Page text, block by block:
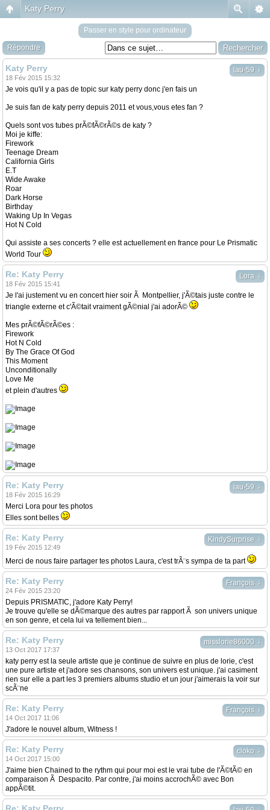
Katy Perry
Passer en style pour ordinateur
Répondre
lau-59 ↓
Katy Perry
18 Fév 2015 15:32
Je vois qu'il y a pas de topic sur katy perry donc j'en fais un
Je suis fan de katy perry depuis 2011 et vous,vous etes fan ?
Quels sont vos tubes prÃ©fÃ©rÃ©s de katy ?
Moi je kiffe:
Firework
Teenage Dream
California Girls
E.T
Wide Awake
Roar
Dark Horse
Birthday
Waking Up In Vegas
Hot N Cold
Qui assiste a ses concerts ? elle est actuellement en france pour Le Prismatic
World Tour
Lora ↓
Re: Katy Perry
18 Fév 2015 15:41
Je l'ai justement vu en concert hier soir Ã Montpellier, j'Ã©tais juste contre le
triangle externe et c'Ã©tait vraiment gÃ©nial j'ai adorÃ©
Mes prÃ©fÃ©rÃ©es :
Firework
Hot N Cold
By The Grace Of God
This Moment
Unconditionally
Love Me
et plein d'autres
lau-59 ↓
Re: Katy Perry
18 Fév 2015 16:29
Merci Lora pour tes photos
Elles sont belles
KindySurprise ↓
Re: Katy Perry
19 Fév 2015 12:49
Merci de nous faire partager tes photos Laura, c'est trÃ¨s sympa de ta part
François ↓
Re: Katy Perry
24 Fév 2015 23:20
Depuis PRISMATIC, j'adore Katy Perry!
Je trouve qu'elle se dÃ©marque des autres par rapport Ã son univers unique
en son genre, et cela lui va tellement bien...
misslorie86000 ↓
Re: Katy Perry
13 Oct 2017 17:37
katy perry est la seule artiste que je continue de suivre en plus de lorie, c'est
une pure artiste et j'adore ses chansons, son univers est unique. j'ai casiment
rien sur elle a part les 3 premiers albums studio et un jour j'aimerais la voir sur
scÃ¨ne
François ↓
Re: Katy Perry
14 Oct 2017 11:06
J'adore le nouvel album, Witness !
cloko ↓
Re: Katy Perry
14 Oct 2017 15:00
J'aime bien Chained to the rythm qui pour moi est le vrai tube de l'Ã©tÃ© en
comparaison Ã Despacito. Par contre, j'ai moins accrochÃ© avec Bon
appÃ©tit.